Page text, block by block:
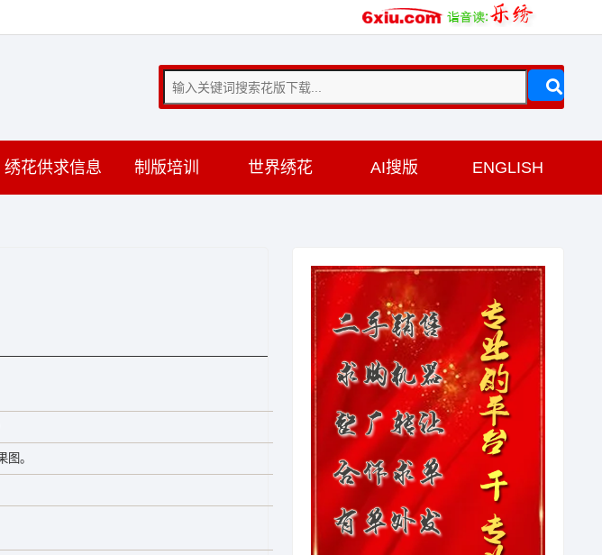
绣花供求信息 制版培训 世界绣花 AI搜版 ENGLISH
。